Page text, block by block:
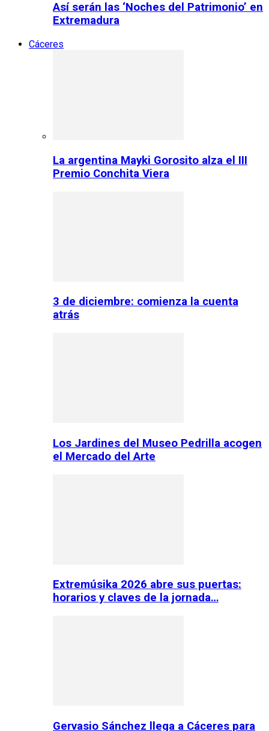
Así serán las ‘Noches del Patrimonio’ en
Extremadura
Cáceres
La argentina Mayki Gorosito alza el III
Premio Conchita Viera
3 de diciembre: comienza la cuenta
atrás
Los Jardines del Museo Pedrilla acogen
el Mercado del Arte
Extremúsika 2026 abre sus puertas:
horarios y claves de la jornada…
Gervasio Sánchez llega a Cáceres para